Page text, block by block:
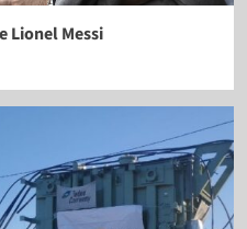
Lionel Messi